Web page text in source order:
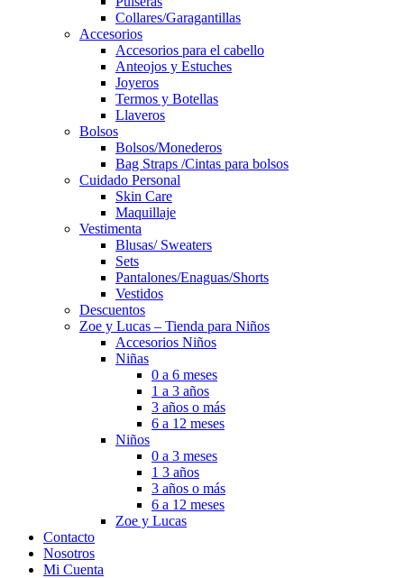
Collares/Garagantillas
Accesorios
Accesorios para el cabello
Anteojos y Estuches
Joyeros
Termos y Botellas
Llaveros
Bolsos
Bolsos/Monederos
Bag Straps /Cintas para bolsos
Cuidado Personal
Skin Care
Maquillaje
Vestimenta
Blusas/ Sweaters
Sets
Pantalones/Enaguas/Shorts
Vestidos
Descuentos
Zoe y Lucas – Tienda para Niños
Accesorios Niños
Niñas
0 a 6 meses
1 a 3 años
3 años o más
6 a 12 meses
Niños
0 a 3 meses
1 3 años
3 años o más
6 a 12 meses
Zoe y Lucas
Contacto
Nosotros
Mi Cuenta